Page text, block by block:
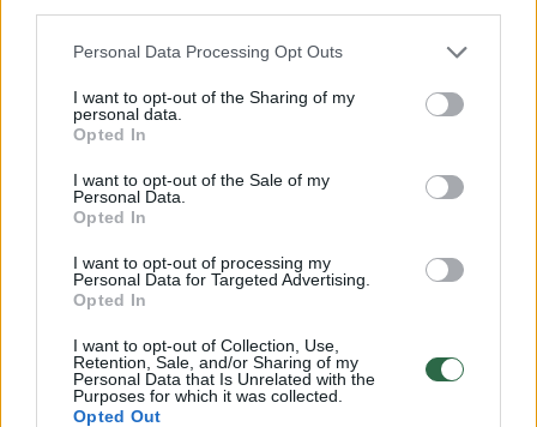
Personal Data Processing Opt Outs
I want to opt-out of the Sharing of my
personal data.
Opted In
I want to opt-out of the Sale of my
Personal Data.
Opted In
I want to opt-out of processing my
Personal Data for Targeted Advertising.
Opted In
I want to opt-out of Collection, Use,
Retention, Sale, and/or Sharing of my
Personal Data that Is Unrelated with the
Purposes for which it was collected.
Opted Out
Rodyti komentarus
Prisijungti komentatoriams